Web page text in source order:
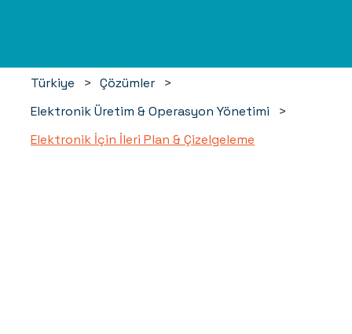
Türkiye > Çözümler
>
Elektronik Üretim & Operasyon Yönetimi
>
Elektronik İçin İleri Plan & Çizelgeleme